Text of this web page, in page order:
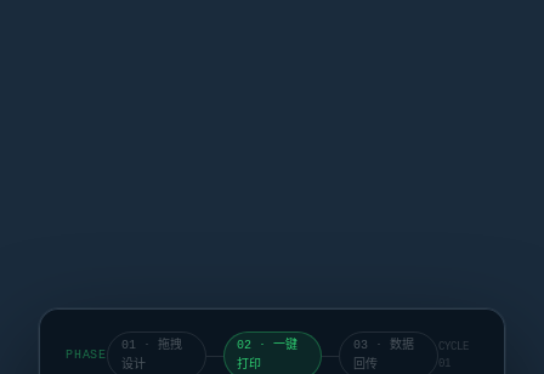
PHASE
01 · 拖拽
设计
02 · 一键
打印
03 · 数据
回传
CYCLE
01